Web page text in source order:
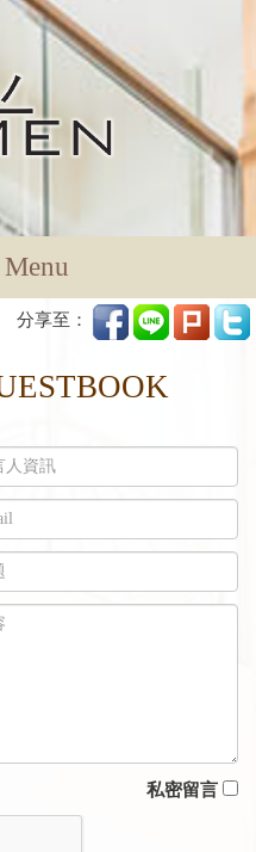
分享至：
私密留言